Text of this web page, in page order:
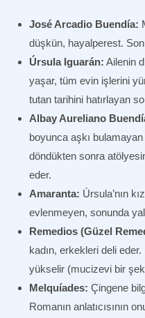
José Arcadio Buendía:
düşkün, hayalperest.
Úrsula Iguarán: Ailenin
yaşar, tüm evin işlerini
tutan tarihini hatırlayan
Albay Aureliano
boyunca aşkı
döndükten sonra
eder.
Amaranta: Úrsula’nın
evlenmeyen, sonunda
Remedios (Güzel
kadın, erkekleri deli
yükselir (mucizevi bir
Melquíades: Çingene
Romanın anlatıcısının